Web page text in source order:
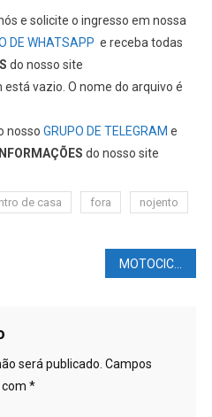
e solicite o ingresso em nossa
DE WHATSAPP e receba todas
do nosso site
nosso GRUPO DE TELEGRAM e
do nosso site
de casa fora
nojento
será publicado. Campos
*